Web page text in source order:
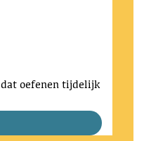
dat oefenen tijdelijk